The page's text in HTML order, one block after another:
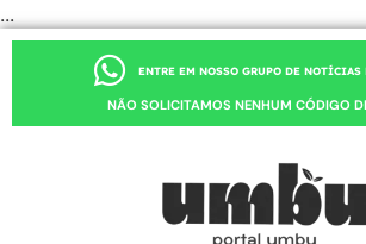
...
ENTRE EM NOSSO GRUPO DE NOTÍCIAS
NÃO SOLICITAMOS NENHUM CÓDIGO